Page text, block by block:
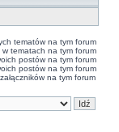
tematów na tym forum
tematach na tym forum
postów na tym forum
postów na tym forum
na tym forum